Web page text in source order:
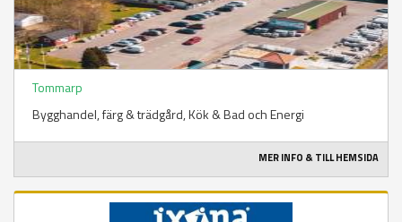
Tommarp
Bygghandel, färg & trädgård​, Kök & Bad och Energi
MER INFO & TILL HEMSIDA